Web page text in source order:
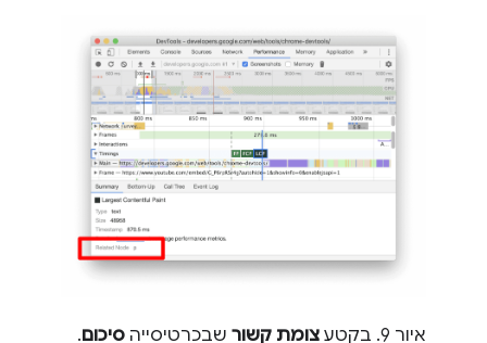
איור 9. בקטע צומת קשור שבכרטיסייה סיכום.